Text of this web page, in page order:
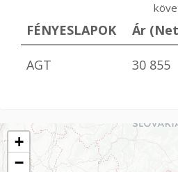
FÉNYESLAPOK Ár
AGT 30 855
+
−